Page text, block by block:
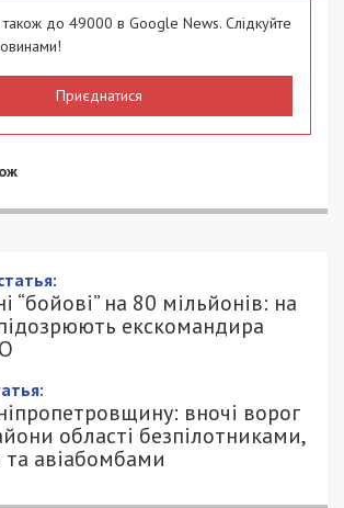
до 49000 в Google News. Слідкуйте
Приєднатися
“бойові” на 80 мільйонів: на
екскомандира
вночі ворог
області безпілотниками,
та авіабомбами